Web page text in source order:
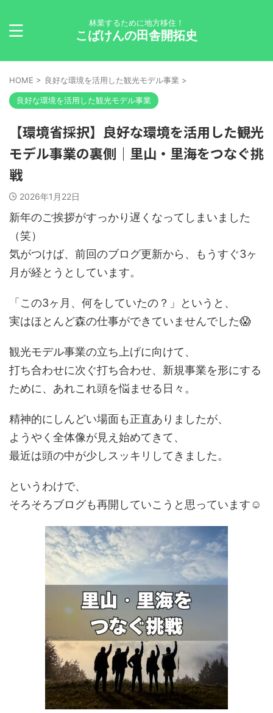
林業するために地方移住！
こばけんの田舎開拓史
HOME > 良好な環境を活用した観光モデル事業 >
良好な環境を活用した観光モデル事業
【環境省採択】良好な環境を活用した観光
モデル事業の裏側｜里山・里海をつなぐ挑
戦
2026年1月22日
新年のご挨拶がすっかり遅くなってしまいました
（笑）
気がつけば、前回のブログ更新から、もうすぐ3ヶ
月が経とうとしています。
「この3ヶ月、何をしていたの？」というと、
実はほとんど森の仕事ができていませんでした😱
観光モデル事業の立ち上げに向けて、
打ち合わせに次ぐ打ち合わせ、新規事業を形にする
ために、あれこれ頭を悩ませる日々。
精神的にしんどい場面も正直ありましたが、
ようやく全体像が見え始めてきて、
最近は頭の中が少しスッキリしてきました。
というわけで、
そろそろブログも再開していこうと思っています☺️